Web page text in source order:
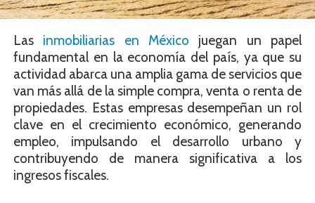
Las inmobiliarias en México juegan un papel
fundamental en la economía del país, ya que su
actividad abarca una amplia gama de servicios que
van más allá de la simple compra, venta o renta de
propiedades. Estas empresas desempeñan un rol
clave en el crecimiento económico, generando
empleo, impulsando el desarrollo urbano y
contribuyendo de manera significativa a los
ingresos fiscales.